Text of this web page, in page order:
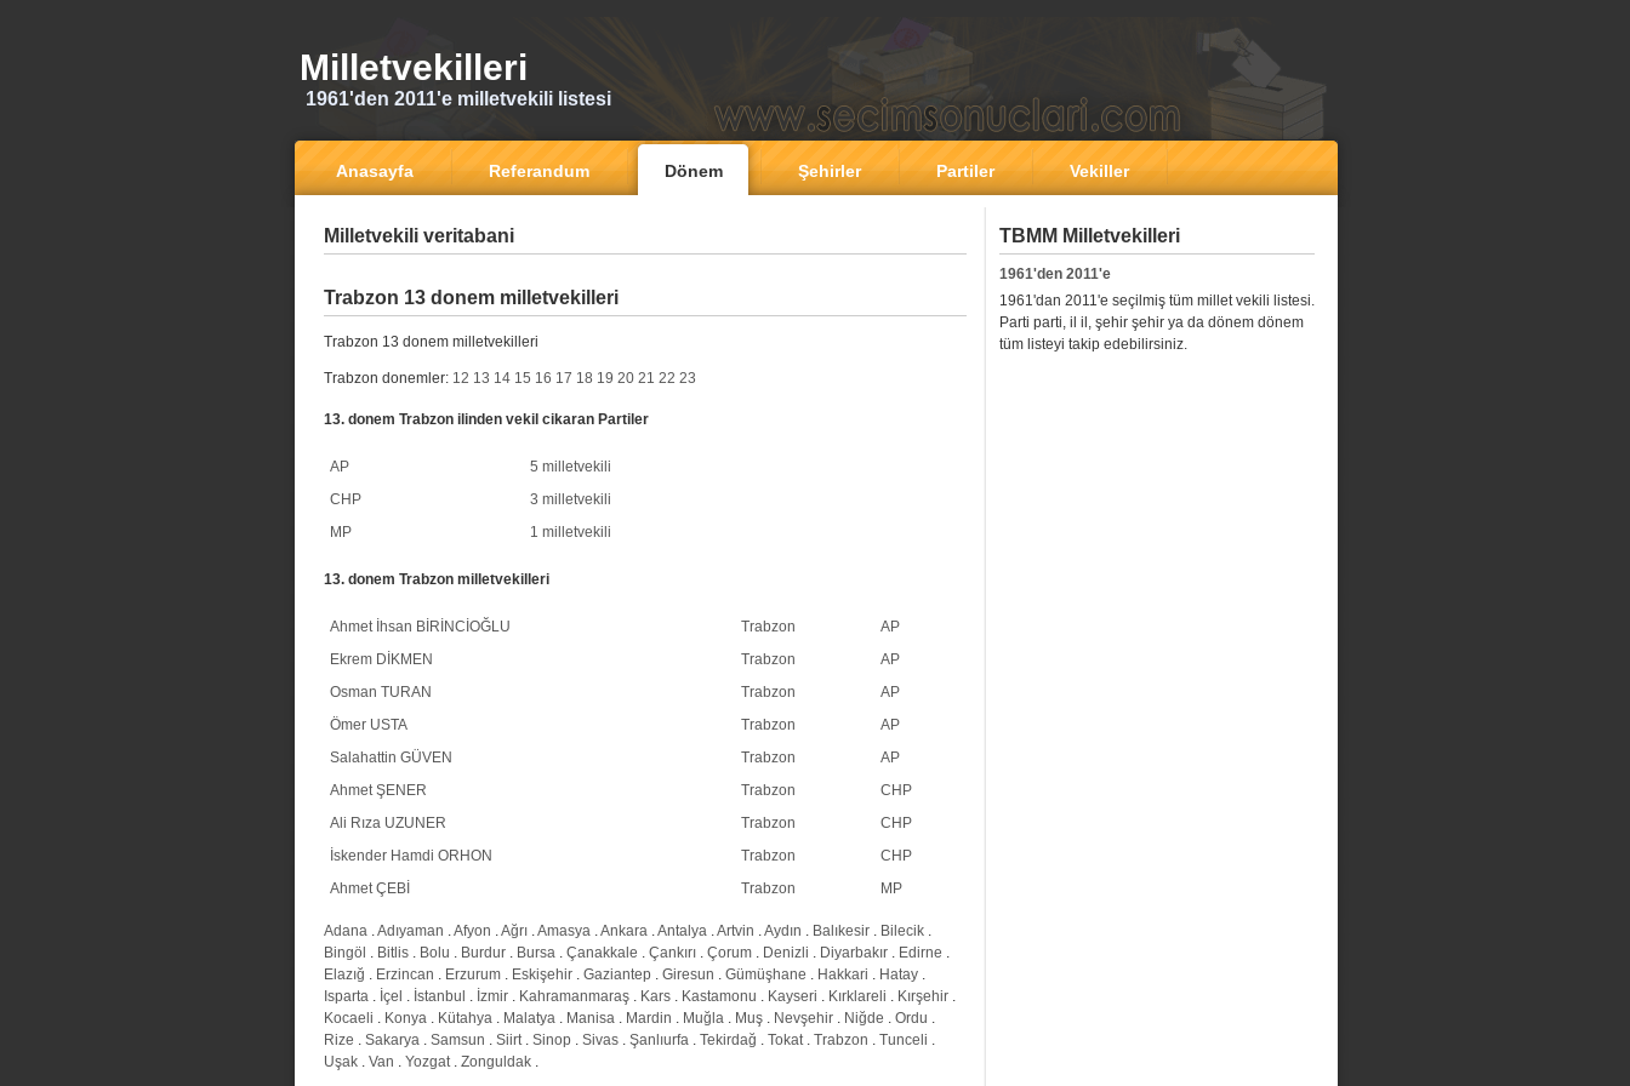
Milletvekilleri
1961'den 2011'e milletvekili listesi
Anasayfa Referandum Dönem Şehirler Partiler Vekiller
Milletvekili veritabani
Trabzon 13 donem milletvekilleri
Trabzon 13 donem milletvekilleri
Trabzon donemler: 12 13 14 15 16 17 18 19 20 21 22 23
13. donem Trabzon ilinden vekil cikaran Partiler
AP
5 milletvekili
CHP
3 milletvekili
MP
1 milletvekili
13. donem Trabzon milletvekilleri
Ahmet İhsan BİRİNCİOĞLU Trabzon
AP
Ekrem DİKMEN
Trabzon
AP
Osman TURAN
Trabzon
AP
Ömer USTA
Trabzon
AP
Salahattin GÜVEN
Trabzon
AP
Ahmet ŞENER
Trabzon
CHP
Ali Rıza UZUNER
Trabzon
CHP
İskender Hamdi ORHON
Trabzon
CHP
Ahmet ÇEBİ
Trabzon MP
Adana .Adıyaman .Afyon .Ağrı .Amasya .Ankara .Antalya .Artvin .Aydın . Balıkesir . Bilecik .
Bingöl . Bitlis . Bolu . Burdur . Bursa . Çanakkale . Çankırı . Çorum . Denizli . Diyarbakır . Edirne .
Elazığ . Erzincan . Erzurum . Eskişehir . Gaziantep . Giresun . Gümüşhane . Hakkari . Hatay .
Isparta . İçel . İstanbul . İzmir . Kahramanmaraş . Kars . Kastamonu . Kayseri . Kırklareli . Kırşehir .
Kocaeli . Konya . Kütahya . Malatya . Manisa . Mardin . Muğla . Muş . Nevşehir . Niğde . Ordu .
Rize . Sakarya . Samsun . Siirt. Sinop . Sivas . Şanlıurfa . Tekirdağ . Tokat. Trabzon . Tunceli .
Uşak . Van . Yozgat. Zonguldak .
TBMM Milletvekilleri
1961'den 2011'e
1961'dan 2011'e seçilmiş tüm millet vekili listesi.
Parti parti, il il, şehir şehir ya da dönem dönem
tüm listeyi takip edebilirsiniz.